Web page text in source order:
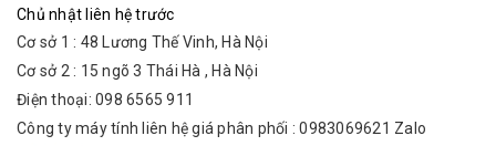
Chủ nhật liên hệ trước
Cơ sở 1 : 48 Lương Thế Vinh, Hà Nội
Cơ sở 2 : 15 ngõ 3 Thái Hà , Hà Nội
Điện thoại: 098 6565 911
Công ty máy tính liên hệ giá phân phối : 0983069621 Zalo